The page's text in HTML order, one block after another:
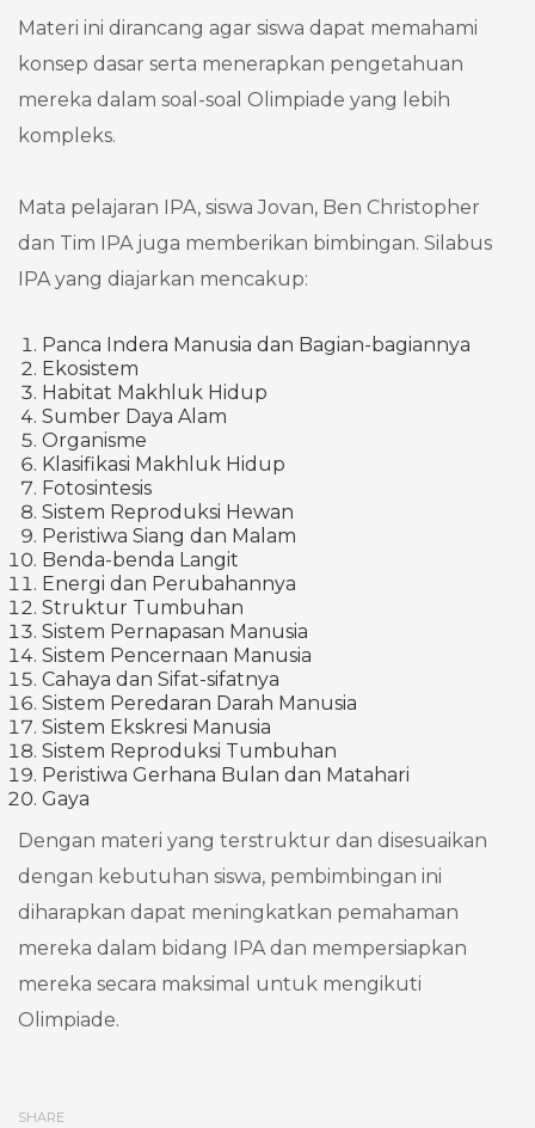
Materi ini dirancang agar siswa dapat memahami
konsep dasar serta menerapkan pengetahuan
mereka dalam soal-soal Olimpiade yang lebih
kompleks.
Mata pelajaran IPA, siswa Jovan, Ben Christopher
dan Tim IPA juga memberikan bimbingan. Silabus
IPA yang diajarkan mencakup:
Panca Indera Manusia dan Bagian-bagiannya
Ekosistem
Habitat Makhluk Hidup
Sumber Daya Alam
Organisme
Klasifikasi Makhluk Hidup
Fotosintesis
Sistem Reproduksi Hewan
Peristiwa Siang dan Malam
Benda-benda Langit
Energi dan Perubahannya
Struktur Tumbuhan
Sistem Pernapasan Manusia
Sistem Pencernaan Manusia
Cahaya dan Sifat-sifatnya
Sistem Peredaran Darah Manusia
Sistem Ekskresi Manusia
Sistem Reproduksi Tumbuhan
Peristiwa Gerhana Bulan dan Matahari
Gaya
Dengan materi yang terstruktur dan disesuaikan
dengan kebutuhan siswa, pembimbingan ini
diharapkan dapat meningkatkan pemahaman
mereka dalam bidang IPA dan mempersiapkan
mereka secara maksimal untuk mengikuti
Olimpiade.
SHARE